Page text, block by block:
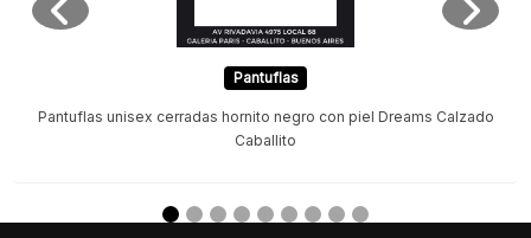
Pantuflas
Pantuflas unisex cerradas hornito negro con piel Dreams Calzado
Caballito